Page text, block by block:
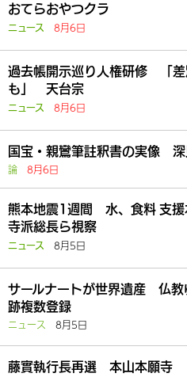
おてらおやつクラ
ニュース 8月6日
過去帳開示巡り人権研修 「差
も」 天台宗
ニュース 8月6日
国宝・親鸞筆註釈書の実像 深
論 8月6日
熊本地震1週間 水、食料 支
寺派総長ら視察
ニュース 8月5日
サールナートが世界遺産 仏教
跡複数登録
ニュース 8月5日
藤實執行長再選 本山本願寺